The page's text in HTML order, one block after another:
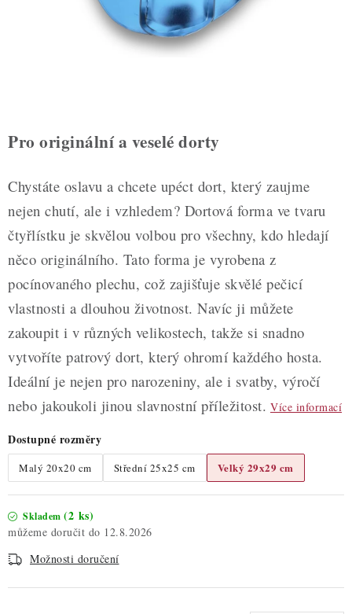
TÉMATICKÉ PRODUKTY
Nepřevzetí zásilky na dobírku
Obchodní podmínky
Hodnocení obchodu
Podmínky ochrany osobních údajů
Pro originální a veselé dorty
Chystáte oslavu a chcete upéct dort, který zaujme
nejen chutí, ale i vzhledem? Dortová forma ve tvaru
čtyřlístku je skvělou volbou pro všechny, kdo hledají
něco originálního. Tato forma je vyrobena z
pocínovaného plechu, což zajišťuje skvělé pečicí
vlastnosti a dlouhou životnost. Navíc ji můžete
zakoupit i v různých velikostech, takže si snadno
vytvoříte patrový dort, který ohromí každého hosta.
Ideální je nejen pro narozeniny, ale i svatby, výročí
nebo jakoukoli jinou slavnostní příležitost. Více informací
Dostupné rozměry
Malý 20x20 cm Střední 25x25 cm Velký 29x29 cm
Skladem (2 ks)
12.8.2026
Možnosti doručení